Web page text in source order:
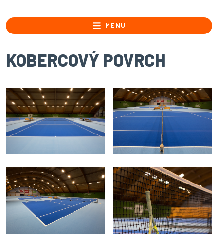
MENU
KOBERCOVÝ POVRCH